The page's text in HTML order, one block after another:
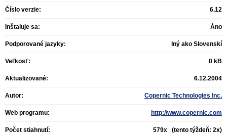
Číslo verzie: 6.12
Inštaluje sa: Áno
Podporované jazyky: Iný ako Slovenskí
Veľkosť: 0 kB
Aktualizované: 6.12.2004
Autor: Copernic Technologies Inc.
Web programu: http://www.copernic.com
Počet stiahnutí: 579x (tento týždeň: 2x)